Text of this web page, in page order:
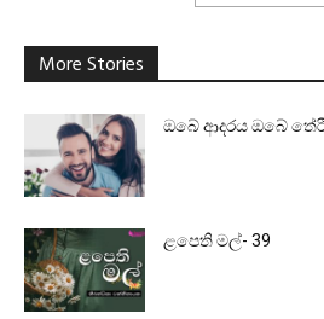
More Stories
ඔබේ ආදරය ඔබේ
ළපෙති මල්- 39